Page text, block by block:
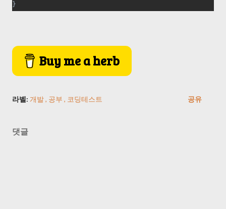
}
Buy me a herb
라벨: 개발 공부 코딩테스트 공유
댓글